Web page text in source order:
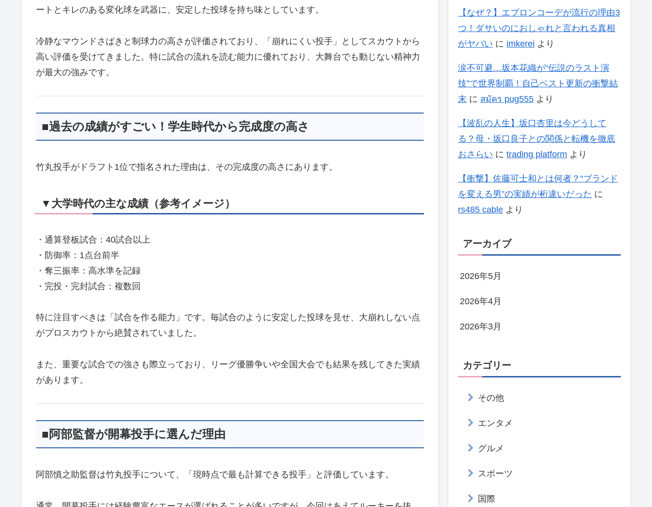
ートとキレのある変化球を武器に、安定した投球を持ち味としています。
冷静なマウンドさばきと制球力の高さが評価されており、「崩れにくい投手」としてスカウトから
高い評価を受けてきました。特に試合の流れを読む能力に優れており、大舞台でも動じない精神力
が最大の強みです。
■過去の成績がすごい！学生時代から完成度の高さ
竹丸投手がドラフト1位で指名された理由は、その完成度の高さにあります。
▼大学時代の主な成績（参考イメージ）
・通算登板試合：40試合以上
・防御率：1点台前半
・奪三振率：高水準を記録
・完投・完封試合：複数回
特に注目すべきは「試合を作る能力」です。毎試合のように安定した投球を見せ、大崩れしない点
がプロスカウトから絶賛されていました。
また、重要な試合での強さも際立っており、リーグ優勝争いや全国大会でも結果を残してきた実績
があります。
■阿部監督が開幕投手に選んだ理由
阿部慎之助監督は竹丸投手について、「現時点で最も計算できる投手」と評価しています。
【なぜ？】エプロンコーデが流行の理由3
つ！ダサいのにおしゃれと言われる真相
がヤバい に imkerei より
涙不可避…坂本花織が“伝説のラスト演
技”で世界制覇！自己ベスト更新の衝撃結
末 に สมัคร pug555 より
【波乱の人生】坂口杏里は今どうして
る？母・坂口良子との関係と転機を徹底
おさらい に trading platform より
【衝撃】佐藤可士和とは何者？“ブランド
を変える男”の実績が桁違いだった に
rs485 cable より
アーカイブ
2026年5月
2026年4月
2026年3月
カテゴリー
その他
エンタメ
グルメ
スポーツ
国際